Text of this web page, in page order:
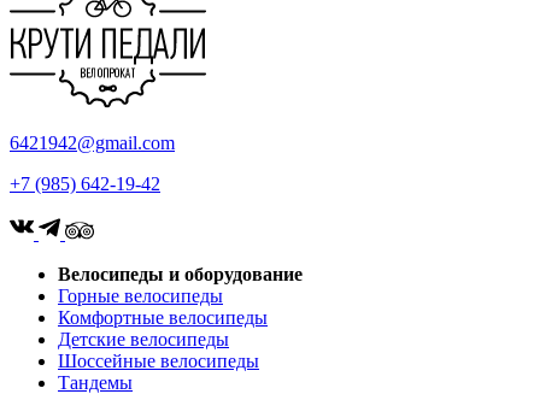
6421942@gmail.com
+7 (985) 642-19-42
Велосипеды и оборудование
Горные велосипеды
Комфортные велосипеды
Детские велосипеды
Шоссейные велосипеды
Тандемы